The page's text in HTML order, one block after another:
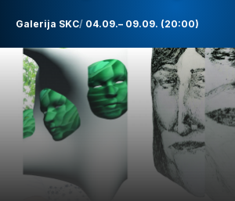
Galerija SKC 04.09.– 09.09. (20:00)